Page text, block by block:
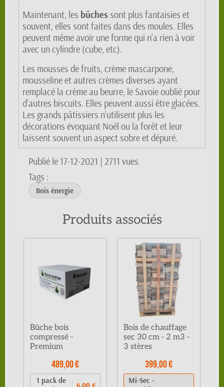
Maintenant, les bûches sont plus fantaisies et
souvent, elles sont faites dans des moules. Elles
peuvent même avoir une forme qui n’a rien à voir
avec un cylindre (cube, etc).
Les mousses de fruits, crème mascarpone,
mousseline et autres crèmes diverses ayant
remplacé la crème au beurre, le Savoie oublié pour
d’autres biscuits. Elles peuvent aussi être glacées.
Les grands pâtissiers n’utilisent plus les
décorations évoquant Noël ou la forêt et leur
laissent souvent un aspect sobre et dépuré.
Publié le 17-12-2021 | 2711 vues
Tags :
Bois énergie
Produits associés
Bûche bois
compressé -
Premium
489,00 €
1 pack de
6,00 €
Bois de chauffage
sec 30 cm - 2 m3 -
3 stères
399,00 €
Mi-Sec -